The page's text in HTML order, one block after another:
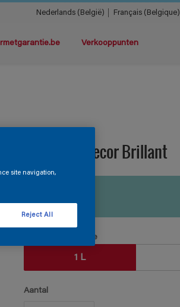
Nederlands (België) Français (Belgique)
Verkooppunten
Steloxine Decor Brillant
Verpakkingsgrootte
1 L
Aantal
site navigation,
Reject All